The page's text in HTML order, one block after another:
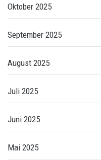
Oktober 2025
September 2025
August 2025
Juli 2025
Juni 2025
Mai 2025